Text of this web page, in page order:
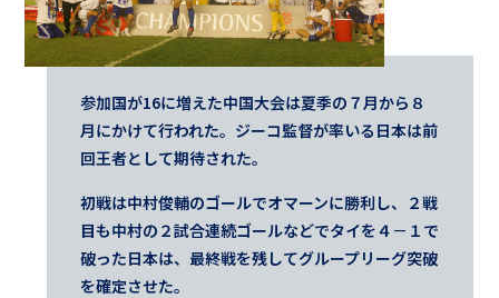
参加国が16に増えた中国大会は夏季の７月から８
月にかけて行われた。ジーコ監督が率いる日本は前
回王者として期待された。
初戦は中村俊輔のゴールでオマーンに勝利し、２戦
目も中村の２試合連続ゴールなどでタイを４－１で
破った日本は、最終戦を残してグループリーグ突破
を確定させた。